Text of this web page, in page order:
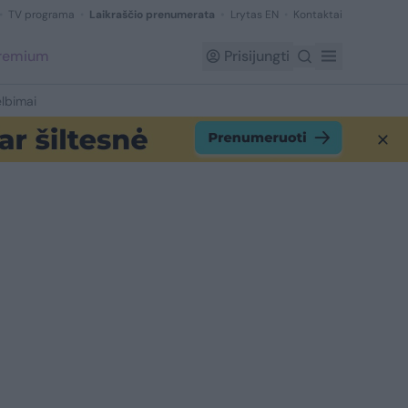
TV programa Laikraščio prenumerata Lrytas EN Kontaktai
Prisijungti